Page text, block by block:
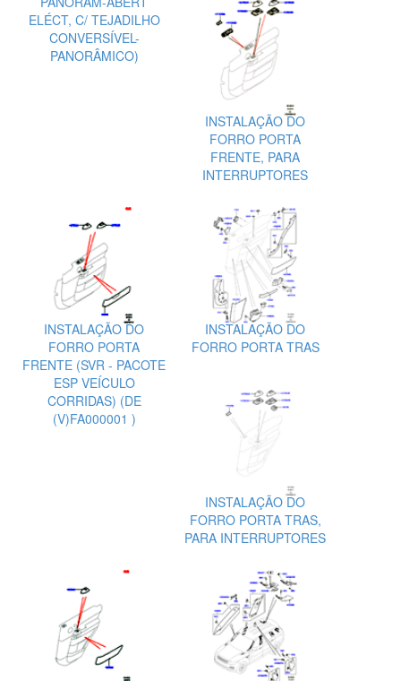
ELÉCT, C/ TEJADILHO
CONVERSÍVEL-
PANORÂMICO)
INSTALAÇÃO DO
FORRO PORTA
FRENTE, PARA
INTERRUPTORES
INSTALAÇÃO DO
FORRO PORTA
FRENTE (SVR - PACOTE
ESP VEÍCULO
CORRIDAS) (DE
(V)FA000001 )
INSTALAÇÃO DO
FORRO PORTA TRAS
INSTALAÇÃO DO
FORRO PORTA TRAS,
PARA INTERRUPTORES